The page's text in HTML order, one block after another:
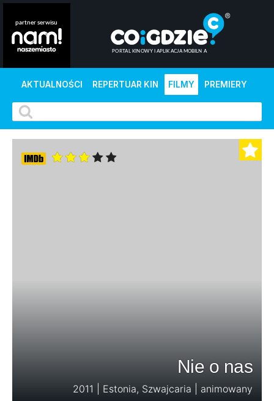
AKTUALNOŚCI REPERTUAR KIN FILMY PREMIERY
Nie o nas
2011 | Estonia, Szwajcaria | animowany